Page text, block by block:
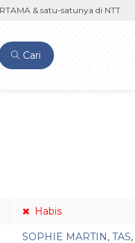
& satu-satunya di NTT
Cari
Habis
SOPHIE MARTIN, TAS,